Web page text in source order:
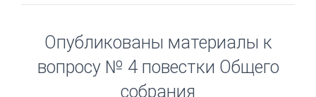
Опубликованы материалы к
вопросу № 4 повестки Общего
собрания